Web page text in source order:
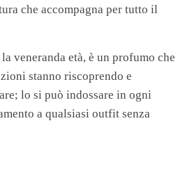
che accompagna per tutto il
veneranda età, è un profumo che
stanno riscoprendo e
lo si può indossare in ogni
a qualsiasi outfit senza